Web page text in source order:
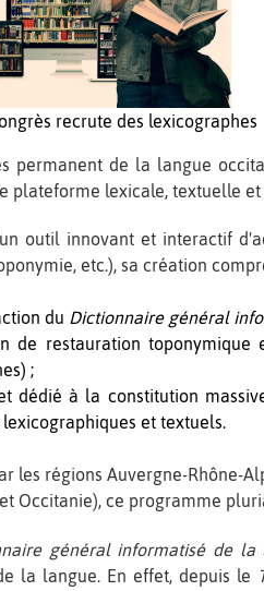
recrute des lexicographes
permanent de la langue
plateforme lexicale, textuelle et
outil innovant et interactif
etc.), sa création
du Dictionnaire général
de restauration
;
dédié à la constitution
lexicographiques et textuels.
les régions Auvergne-Rhône-
Occitanie), ce programme
général informatisé de la
la langue. En effet, depuis le